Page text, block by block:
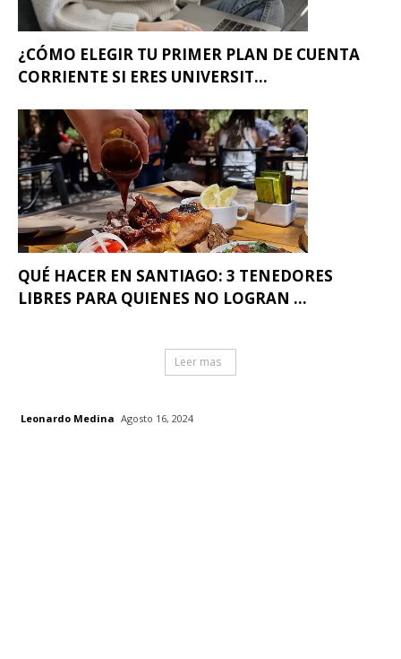
¿CÓMO ELEGIR TU PRIMER PLAN DE CUENTA
CORRIENTE SI ERES UNIVERSIT...
QUÉ HACER EN SANTIAGO: 3 TENEDORES
LIBRES PARA QUIENES NO LOGRAN ...
Leer mas
Leonardo Medina Agosto 16, 2024